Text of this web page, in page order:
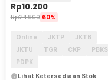
Rp10.200
Rp24.900 60%
Online JKTP
JKTB
JKTU
TGR CKP
PBKS
PDPK
Lihat Ketersediaan Stok